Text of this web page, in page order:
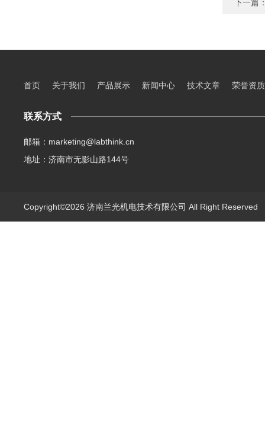
下一篇
首页 关于我们 产品展示 新闻中心 技术文章 荣誉资质
联系方式
邮箱：marketing@labthink.cn
地址：济南市无影山路144号
Copyright©2026 济南兰光机电技术有限公司 All Right